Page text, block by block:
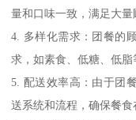
量和口味一致，满足大量
4. 多样化需求：团餐的
求，如素食、低糖、低脂
5. 配送效率高：由于团
送系统和流程，确保餐食